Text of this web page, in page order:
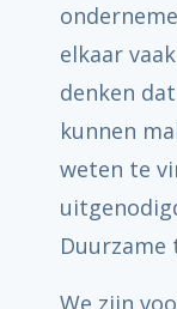
elkaar
denken
kunnen
weten te
We zijn